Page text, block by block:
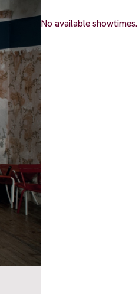
No available showtimes.